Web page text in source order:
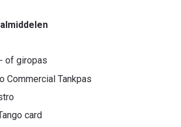
of giropas
Commercial Tankpas
card